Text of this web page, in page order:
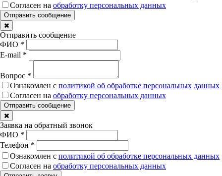
Согласен на обработку персональных данных
Отправить сообщение
ФИО *
E-mail *
Вопрос *
Ознакомлен с политикой об обработке персональных данных
Согласен на обработку персональных данных
Заявка на обратный звонок
ФИО *
Телефон *
Ознакомлен с политикой об обработке персональных данных
Согласен на обработку персональных данных